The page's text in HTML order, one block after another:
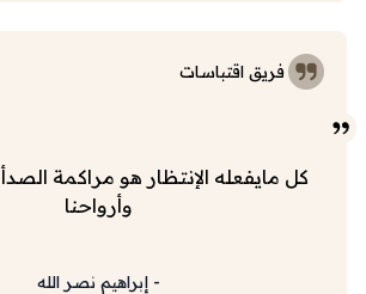
فريق اقتباسات
كل مايفعله الإنتظار هو مراكمة
وأرواحنا
-إبراهيم نصر الله